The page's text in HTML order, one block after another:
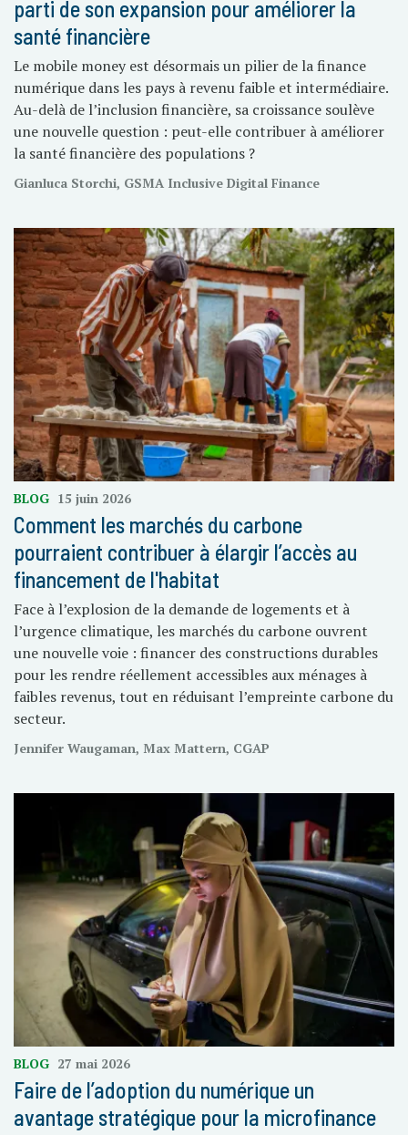
parti de son expansion pour améliorer la
santé financière
Le mobile money est désormais un pilier de la finance
numérique dans les pays à revenu faible et intermédiaire.
Au-delà de l’inclusion financière, sa croissance soulève
une nouvelle question : peut-elle contribuer à améliorer
la santé financière des populations ?
Gianluca Storchi, GSMA Inclusive Digital Finance
BLOG 15 juin 2026
Comment les marchés du carbone
pourraient contribuer à élargir l’accès au
financement de l'habitat
Face à l’explosion de la demande de logements et à
l’urgence climatique, les marchés du carbone ouvrent
une nouvelle voie : financer des constructions durables
pour les rendre réellement accessibles aux ménages à
faibles revenus, tout en réduisant l’empreinte carbone du
secteur.
Jennifer Waugaman, Max Mattern, CGAP
BLOG 27 mai 2026
Faire de l’adoption du numérique un
avantage stratégique pour la microfinance